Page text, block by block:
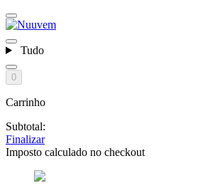
Tudo
0
Carrinho
Subtotal:
Finalizar
Imposto calculado no checkout